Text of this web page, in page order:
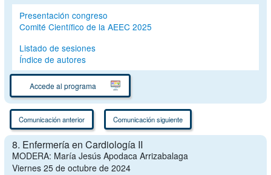
Presentación congreso
Comité Científico de la AEEC 2025
Listado de sesiones
Índice de autores
Accede al programa
Comunicación anterior Comunicación siguiente
8. Enfermería en Cardiología II
MODERA: María Jesús Apodaca Arrizabalaga
Viernes 25 de octubre de 2024